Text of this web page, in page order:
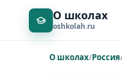
О школах
oshkolah.ru
О школах/Россия